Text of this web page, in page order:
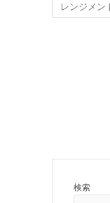
レンジメン
検索